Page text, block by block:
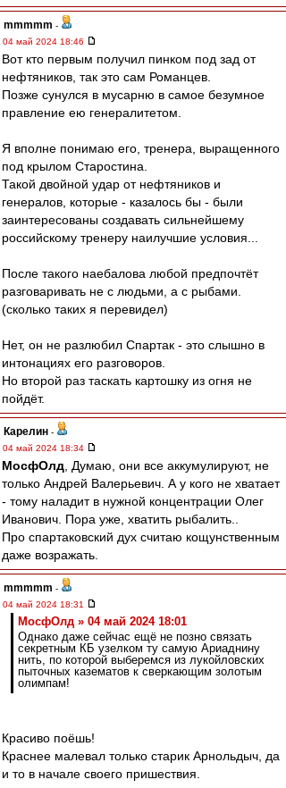
mmmmm -
04 май 2024 18:46
Вот кто первым получил пинком под зад от
нефтяников, так это сам Романцев.
Позже сунулся в мусарню в самое безумное
правление ею генералитетом.
Я вполне понимаю его, тренера, выращенного
под крылом Старостина.
Такой двойной удар от нефтяников и
генералов, которые - казалось бы - были
заинтересованы создавать сильнейшему
российскому тренеру наилучшие условия...
После такого наебалова любой предпочтёт
разговаривать не с людьми, а с рыбами.
(сколько таких я перевидел)
Нет, он не разлюбил Спартак - это слышно в
интонациях его разговоров.
Но второй раз таскать картошку из огня не
пойдёт.
Карелин -
04 май 2024 18:34
МосфОлд , Думаю, они все аккумулируют, не
только Андрей Валерьевич. А у кого не хватает
- тому наладит в нужной концентрации Олег
Иванович. Пора уже, хватить рыбалить..
Про спартаковский дух считаю кощунственным
даже возражать.
mmmmm -
04 май 2024 18:31
МосфОлд » 04 май 2024 18:01
Однако даже сейчас ещё не позно связать
секретным КБ узелком ту самую Ариаднину
нить, по которой выберемся из лукойловских
пыточных казематов к сверкающим золотым
олимпам!
Красиво поёшь!
Краснее малевал только старик Арнольдыч, да
и то в начале своего пришествия.